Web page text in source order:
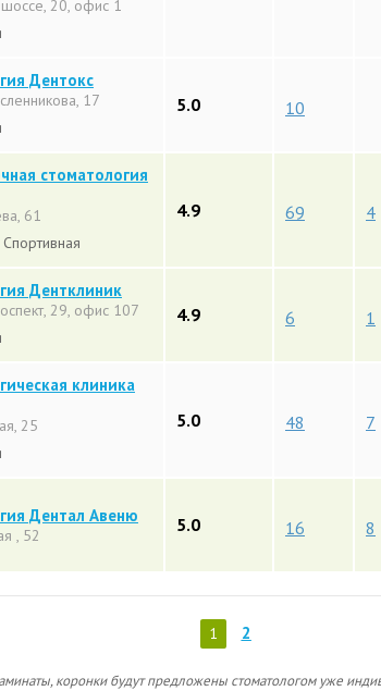
20, офис 1
Дентокс
17
5.0 10
стоматология
61
Спортивная
4.9 69 4
Дентклиник
29, офис 107
4.9 6 1
клиника
25
5.0 48 7
Дентал Авеню
, 52 5.0 16 8
1 2
коронки будут предложены стоматологом уже